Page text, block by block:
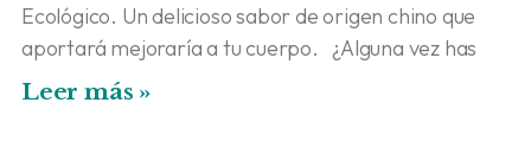
Ecológico. Un delicioso sabor de origen chino que
aportará mejoraría a tu cuerpo. ¿Alguna vez has
Leer más »